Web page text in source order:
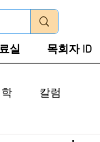
실 목회자 ID
칼럼